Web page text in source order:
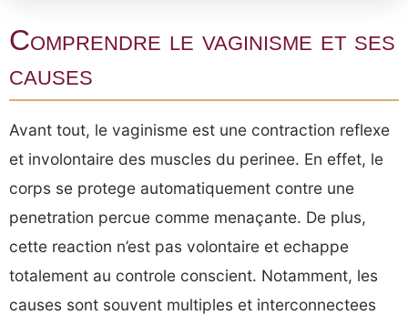
Comprendre le vaginisme et ses
causes
Avant tout, le vaginisme est une contraction reflexe
et involontaire des muscles du perinee. En effet, le
corps se protege automatiquement contre une
penetration percue comme menaçante. De plus,
cette reaction n’est pas volontaire et echappe
totalement au controle conscient. Notamment, les
causes sont souvent multiples et interconnectees